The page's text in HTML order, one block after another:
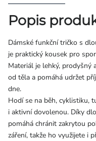
Popis
Dámské funkční tričko s
je praktický kousek pro
Materiál je lehký, prodyšný
od těla a pomáhá udržet
dne.
Hodí se na běh, cyklistiku,
i aktivní dovolenou. Díky
pomáhá chránit zakrytou
záření, takže ho využijete i